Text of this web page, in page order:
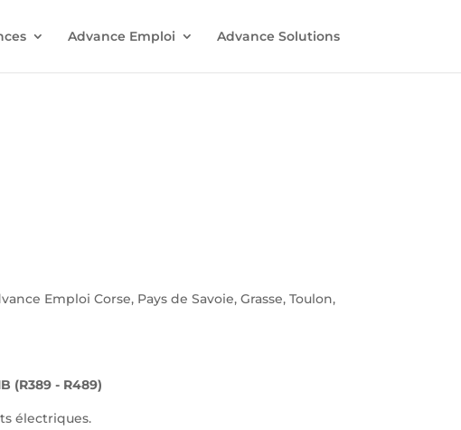
Advance Emploi Advance Solutions
Emploi Corse, Pays de Savoie, Grasse, Toulon,
(R389 - R489)
électriques.